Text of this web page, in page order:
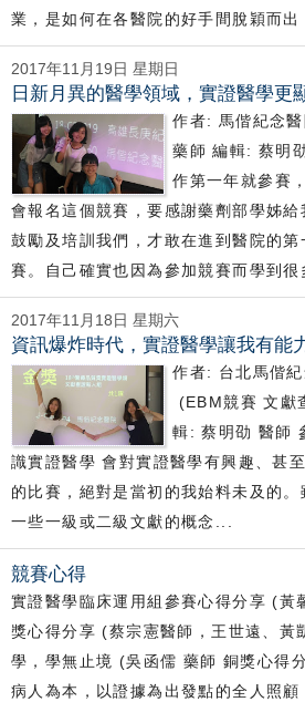
業，是如何在各醫院的好手間脫穎而
2017年11月19日 星期日
日新月異的醫學領域，實證醫學更
作者: 馬偕紀念
藥師 編輯: 蔡明
作第一年就參賽
會報名這個競賽，要感謝藥劑部學姊給
鼓勵及培訓我們，才敢在進到醫院的第
賽。自己確實也因為參加競賽而學到
2017年11月18日 星期六
資訊爆炸時代，實證醫學讓我有能
作者: 台北馬偕
(EBM競賽 文獻
輯: 蔡明劭 醫師
識實證醫學 會對實證醫學有興趣、甚
的比賽，絕對是當初的我始料未及的
一些一級或二級文獻的概念...
競賽心得
實證醫學臨床運用組參賽心得分享 (
獎心得分享 (蔡宗憲醫師，王世遠、黃
學，學無止境 (吳函儒 藥師 銅獎心得
病人為本，以證據為出發點的全人照